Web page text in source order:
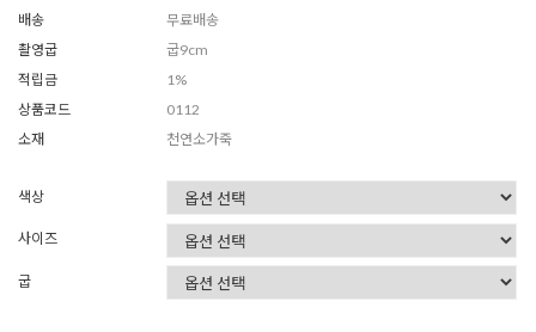
배송
무료배송
촬영굽
굽9cm
적립금
1%
상품코드
0112
소재
천연소가죽
색상
사이즈
굽